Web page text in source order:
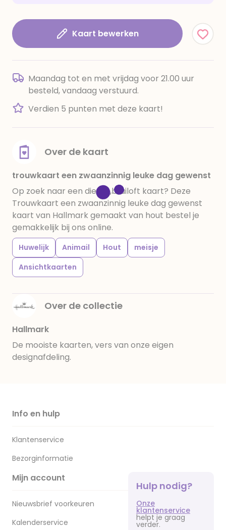
Kaart bewerken
Maandag tot en met vrijdag voor 21.00 uur
besteld, vandaag verstuurd.
Verdien 5 punten met deze kaart!
Over de kaart
trouwkaart een zwaanzinnig leuke dag gewenst
Op zoek naar een dieren,bruiloft kaart? Deze
Trouwkaart een zwaanzinnig leuke dag gewenst
kaart van Hallmark gemaakt van hout bestel je
gemakkelijk bij ons online.
Huwelijk Animail Hout
meisje
Ansichtkaarten
Over de collectie
Hallmark
De mooiste kaarten, vers van onze eigen
designafdeling.
Info en hulp
Klantenservice
Bezorginformatie
Mijn account
Nieuwsbrief voorkeuren
Kalenderservice
Hulp nodig?
Onze
klantenservice
helpt je graag
verder.